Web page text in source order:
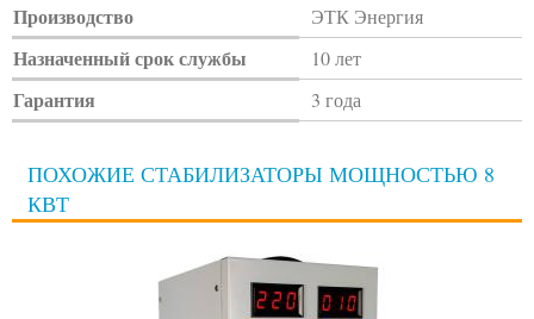
Производство ЭТК Энергия
Назначенный срок службы 10 лет
Гарантия 3 года
ПОХОЖИЕ СТАБИЛИЗАТОРЫ МОЩНОСТЬЮ 8
КВТ